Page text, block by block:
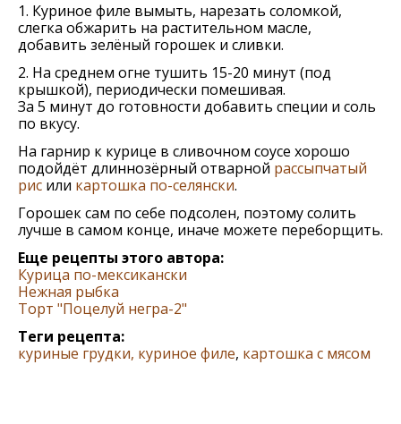
1. Куриное филе вымыть, нарезать соломкой,
слегка обжарить на растительном масле,
добавить зелёный горошек и сливки.
2. На среднем огне тушить 15-20 минут (под
крышкой), периодически помешивая.
За 5 минут до готовности добавить специи и соль
по вкусу.
На гарнир к курице в сливочном соусе хорошо
подойдёт длиннозёрный отварной рассыпчатый
рис или картошка по-селянски.
Горошек сам по себе подсолен, поэтому солить
лучше в самом конце, иначе можете переборщить.
Еще рецепты этого автора:
Курица по-мексикански
Нежная рыбка
Торт "Поцелуй негра-2"
Теги рецепта:
куриные грудки, куриное филе, картошка с мясом